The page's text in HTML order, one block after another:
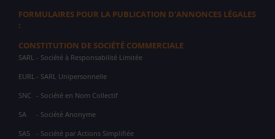
FORMULAIRES POUR LA PUBLICATION D'ANNONCES LÉGALES
:
CONSTITUTION DE SOCIÉTÉ COMMERCIALE
SARL - Société à Responsabilité Limitée
EURL - SARL Unipersonnelle
SNC - Société en Nom Collectif
SA - Société Anonyme
SAS - Société par Actions Simplifiée